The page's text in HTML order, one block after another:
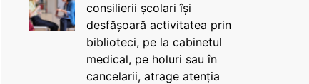
consilierii școlari își
desfășoară activitatea prin
biblioteci, pe la cabinetul
medical, pe holuri sau în
cancelarii, atrage atenția